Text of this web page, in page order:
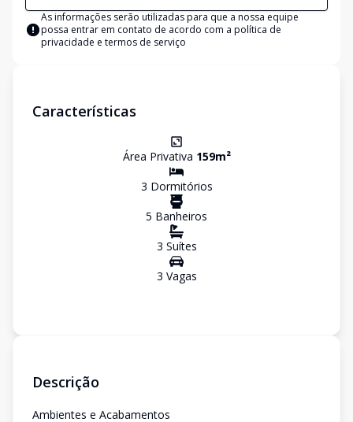
As informações serão utilizadas para que a nossa equipe
possa entrar em contato de acordo com a política de
privacidade e termos de serviço
Características
Área Privativa 159m²
3 Dormitórios
5 Banheiros
3 Suítes
3 Vagas
Descrição
Ambientes e Acabamentos